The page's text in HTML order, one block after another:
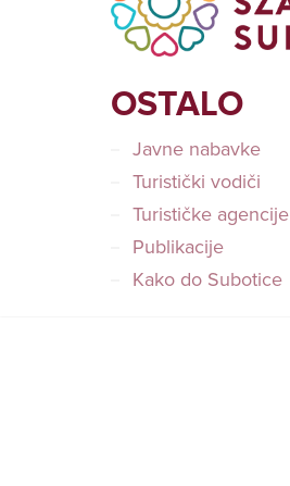
OSTALO
Javne nabavke
Turistički vodiči
Turističke agencije
Publikacije
Kako do Subotice